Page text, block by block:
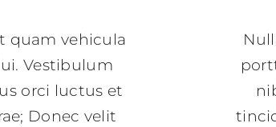
quam vehicula
Vestibulum
orci luctus et
Donec velit